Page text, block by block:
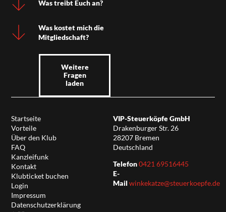
Was treibt Euch an?
Was kostet mich die
Mitgliedschaft?
Weitere
Fragen
laden
Startseite
Vorteile
Über den Klub
FAQ
Kanzleifunk
Kontakt
Klubticket buchen
Login
Impressum
Datenschutzerklärung
VIP-Steuerköpfe GmbH
Drakenburger Str. 26
28207 Bremen
Deutschland
Telefon0421 69516445
E-
Mail winkekatze@steuerkoepfe.de